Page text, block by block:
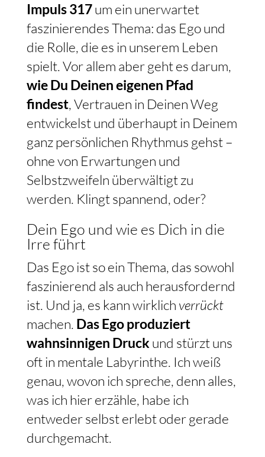
Impuls 317um ein unerwartet
faszinierendes Thema: das Ego und
die Rolle, die es in unserem Leben
wie Du Deinen eigenen Pfad
findest, Vertrauen in Deinen Weg
entwickelst und überhaupt in Deinem
ganz persönlichen Rhythmus gehst –
ohne von Erwartungen und
Selbstzweifeln überwältigt zu
werden. Klingt spannend, oder?
Dein Ego und wie es Dich in die
Irre führt
Das Ego ist so ein Thema, das sowohl
faszinierend als auch herausfordernd
ist. Und ja, es kann wirklich verrückt
machen. Das Ego produziert
wahnsinnigen Druck und stürzt uns
oft in mentale Labyrinthe. Ich weiß
genau, wovon ich spreche, denn alles,
was ich hier erzähle, habe ich
entweder selbst erlebt oder gerade
durchgemacht.